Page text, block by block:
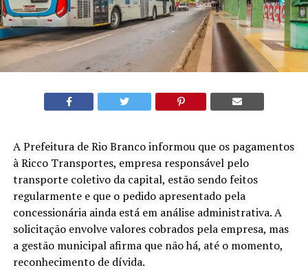
A Prefeitura de Rio Branco informou que os pagamentos
à Ricco Transportes, empresa responsável pelo
transporte coletivo da capital, estão sendo feitos
regularmente e que o pedido apresentado pela
concessionária ainda está em análise administrativa. A
solicitação envolve valores cobrados pela empresa, mas
a gestão municipal afirma que não há, até o momento,
reconhecimento de dívida.